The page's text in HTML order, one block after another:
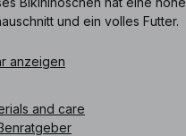
und ein volles Futter.
anzeigen
and care